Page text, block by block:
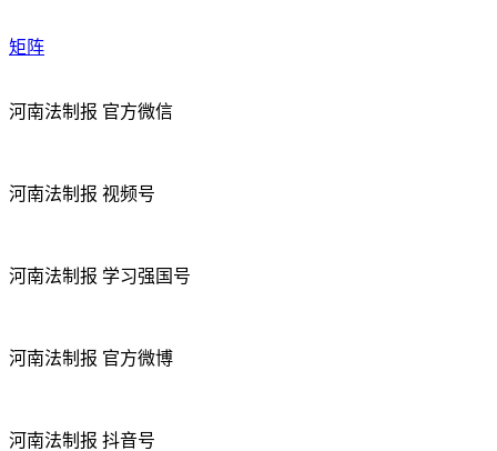
矩阵
河南法制报 官方微信
河南法制报 视频号
河南法制报 学习强国号
河南法制报 官方微博
河南法制报 抖音号